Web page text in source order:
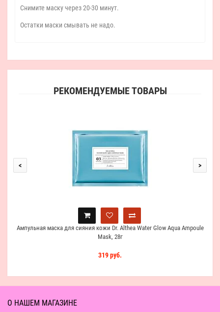
Снимите маску через 20-30 минут.
Остатки маски смывать не надо.
РЕКОМЕНДУЕМЫЕ ТОВАРЫ
Ампульная маска для сияния кожи Dr. Althea Water Glow Aqua Ampoule
Mask, 28г
319 руб.
< >
О НАШЕМ МАГАЗИНЕ